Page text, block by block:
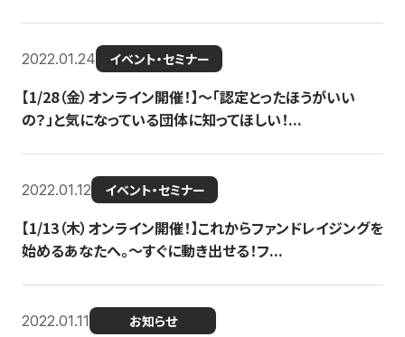
2022.01.24 イベント・セミナー
【1/28（金）オンライン開催！】〜「認定とったほうがいい
の？」と気になっている団体に知ってほしい！...
2022.01.12 イベント・セミナー
【1/13（木）オンライン開催！】これからファンドレイジングを
始めるあなたへ。〜すぐに動き出せる！フ...
2022.01.11 お知らせ